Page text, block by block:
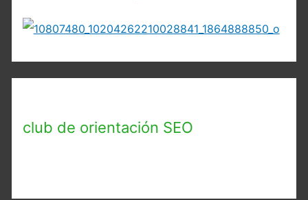
club de orientación SEO